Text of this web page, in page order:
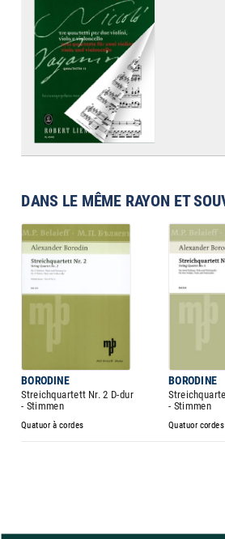
DANS LE MÊME RAYON ET
BORODINE BORODINE
Streichquartett Nr. 2 D-dur
- Stimmen
- Stimmen
Quatuor à cordes Quatuor cordes